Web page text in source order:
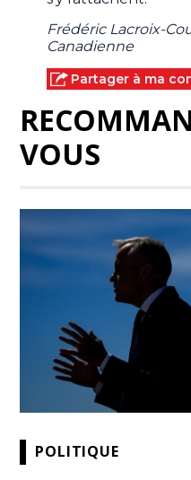
Frédéric Lacroix-
Canadienne
Partager à ma
VOUS
POLITIQUE